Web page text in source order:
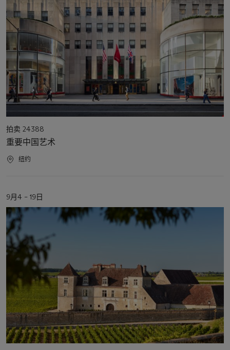
活
动
类
型
拍卖 24388
重要中国艺术
活
纽约
活
动
日
期
9月4 – 19日